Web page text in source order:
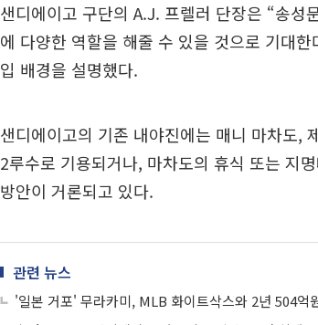
샌디에이고 구단의 A.J. 프렐러 단장은 “송성
에 다양한 역할을 해줄 수 있을 것으로 기대
입 배경을 설명했다.
샌디에이고의 기존 내야진에는 매니 마차도,
2루수로 기용되거나, 마차도의 휴식 또는 지
방안이 거론되고 있다.
관련 뉴스
'일본 거포' 무라카미, MLB 화이트삭스와 2년 504억